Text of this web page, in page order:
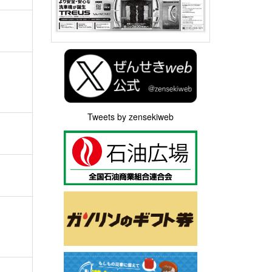
Tweets by zensekiweb